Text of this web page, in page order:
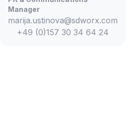
Manager
marija.ustinova@sdworx.com
+49 (0)157 30 34 64 24